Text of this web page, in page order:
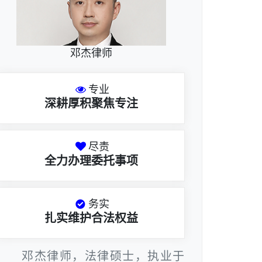
邓杰律师
专业
深耕厚积聚焦专注
尽责
全力办理委托事项
务实
扎实维护合法权益
邓杰律师，法律硕士，执业于